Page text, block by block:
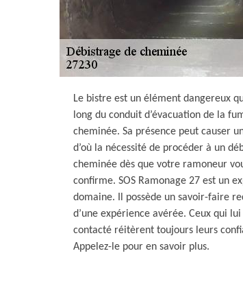
Le bistre est un élément dangereux
long du conduit d’évacuation de la
cheminée. Sa présence peut causer
d’où la nécessité de procéder à un
cheminée dès que votre ramoneur
confirme. SOS Ramonage 27 est un
domaine. Il possède un savoir-faire
d’une expérience avérée. Ceux qui
contacté réitèrent toujours leurs
Appelez-le pour en savoir plus.